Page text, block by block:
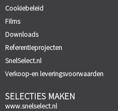
Cookiebeleid
Films
Downloads
Referentieprojecten
SnelSelect.nl
Verkoop-en leveringsvoorwaarden
SELECTIES MAKEN
www.snelselect.nl